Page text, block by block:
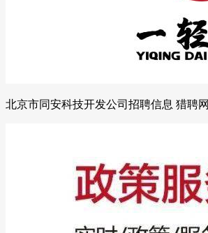
北京市同安科技开发公司招聘信息 猎聘网